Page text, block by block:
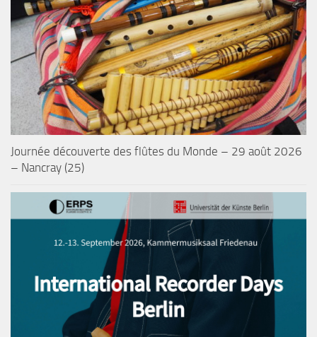
Journée découverte des flûtes du Monde – 29 août 2026
– Nancray (25)